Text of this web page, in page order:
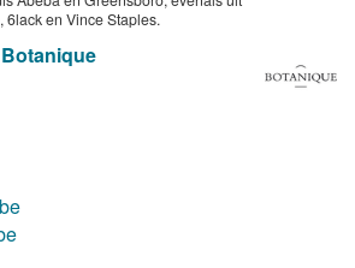
6lack en Vince Staples.